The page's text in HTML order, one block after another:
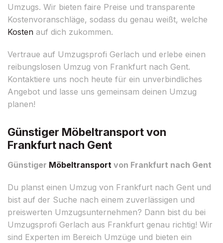
Umzugs. Wir bieten faire Preise und transparente
Kostenvoranschläge, sodass du genau weißt, welche
Kosten auf dich zukommen.
Vertraue auf Umzugsprofi Gerlach und erlebe einen
reibungslosen Umzug von Frankfurt nach Gent.
Kontaktiere uns noch heute für ein unverbindliches
Angebot und lasse uns gemeinsam deinen Umzug
planen!
Günstiger Möbeltransport von
Frankfurt nach Gent
Günstiger Möbeltransport von Frankfurt nach Gent
Du planst einen Umzug von Frankfurt nach Gent und
bist auf der Suche nach einem zuverlässigen und
preiswerten Umzugsunternehmen? Dann bist du bei
Umzugsprofi Gerlach aus Frankfurt genau richtig! Wir
sind Experten im Bereich Umzüge und bieten ein